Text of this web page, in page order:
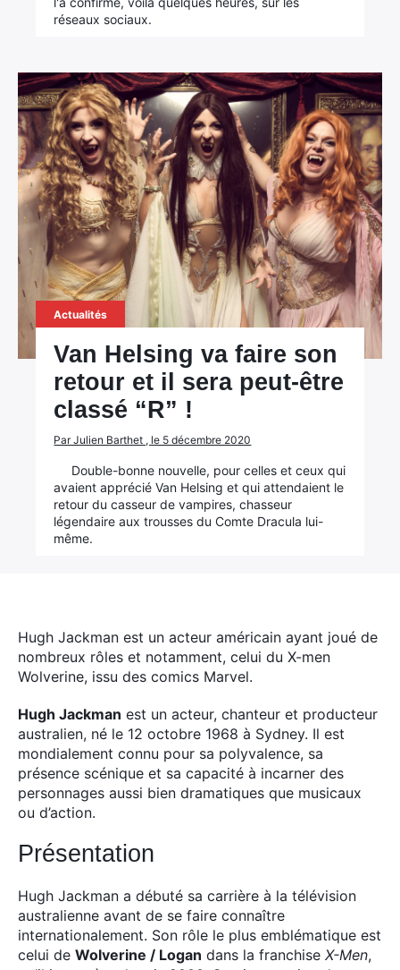
Hugh Jackman est un acteur américain ayant joué de
nombreux rôles et notamment, celui du X-men
Wolverine, issu des comics Marvel.
Hugh Jackman est un acteur, chanteur et producteur
australien, né le 12 octobre 1968 à Sydney. Il est
mondialement connu pour sa polyvalence, sa
présence scénique et sa capacité à incarner des
personnages aussi bien dramatiques que musicaux
ou d’action.
Présentation
Hugh Jackman a débuté sa carrière à la télévision
australienne avant de se faire connaître
internationalement. Son rôle le plus emblématique est
celui de Wolverine / Logan dans la franchise X-Men,
réseaux sociaux.
Actualités
Van Helsing va faire son
retour et il sera peut-être
classé “R” !
Par Julien Barthet , le 5 décembre 2020
Double-bonne nouvelle, pour celles et ceux qui
avaient apprécié Van Helsing et qui attendaient le
retour du casseur de vampires, chasseur
légendaire aux trousses du Comte Dracula lui-
même.